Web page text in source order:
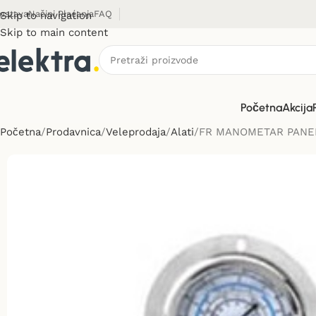
Skip to navigation
Skip to main content
Načini PlaćanjaFAQ
PočetnaAkcija
Početna Prodavnica Veleprodaja Alati FR MANOMETAR